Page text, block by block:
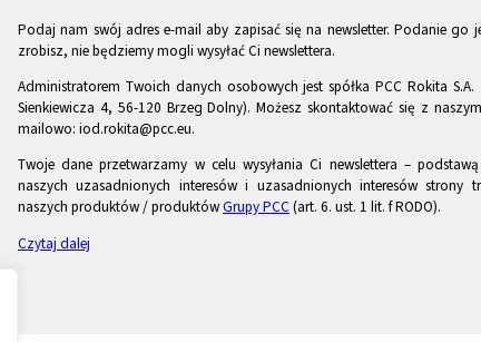
Podaj nam swój adres e-mail aby zapisać się na newsletter. Podanie go
zrobisz, nie będziemy mogli wysyłać Ci newslettera.
Administratorem Twoich danych osobowych jest spółka PCC Rokita
Sienkiewicza 4, 56-120 Brzeg Dolny). Możesz skontaktować się z
mailowo: iod.rokita@pcc.eu.
Twoje dane przetwarzamy w celu wysyłania Ci newslettera –
naszych uzasadnionych interesów i uzasadnionych interesów strony
naszych produktów / produktówGrupy PCC (art. 6. ust. 1 lit. f RODO).
Czytaj dalej